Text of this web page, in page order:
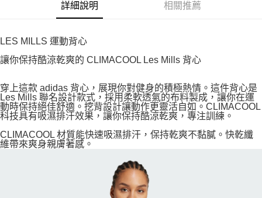
詳細說明 相關推薦
LES MILLS 運動背心
讓你保持酷涼乾爽的 CLIMACOOL Les Mills 背心
穿上這款 adidas 背心，展現你對健身的積極熱情。這件背心是
Les Mills 聯名設計款式，採用柔軟透氣的布料製成，讓你在運
動時保持絕佳舒適。挖背設計讓動作更靈活自如。CLIMACOOL
科技具有吸濕排汗效果，讓你保持酷涼乾爽，專注訓練。
CLIMACOOL 材質能快速吸濕排汗，保持乾爽不黏膩。快乾纖
維帶來爽身親膚著感。